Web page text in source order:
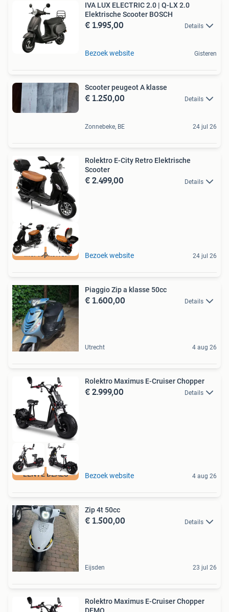
IVA LUX ELECTRIC 2.0 | Q-LX 2.0
Elektrische Scooter BOSCH
€ 1.995,00 Details
Bezoek website Gisteren
Scooter peugeot A klasse
€ 1.250,00 Details
Zonnebeke, BE 24 jul 26
Incl topkoffer
Rolektro E-City Retro Elektrische
Scooter
€ 2.499,00 Details
Bezoek website 24 jul 26
Piaggio Zip a klasse 50cc
€ 1.600,00 Details
Utrecht 4 aug 26
LENTE DEALS
Rolektro Maximus E-Cruiser Chopper
€ 2.999,00 Details
Bezoek website 4 aug 26
Zip 4t 50cc
€ 1.500,00 Details
Eijsden 23 jul 26
Rolektro Maximus E-Cruiser Chopper